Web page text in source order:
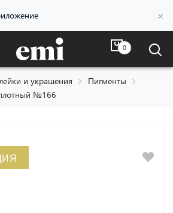
×
0
плотный №166
и украшения
Пигменты
№166